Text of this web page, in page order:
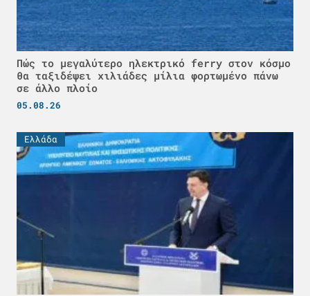
Πώς το μεγαλύτερο ηλεκτρικό ferry στον κόσμο
θα ταξιδέψει χιλιάδες μίλια φορτωμένο πάνω
σε άλλο πλοίο
05.08.26
Ελλάδα